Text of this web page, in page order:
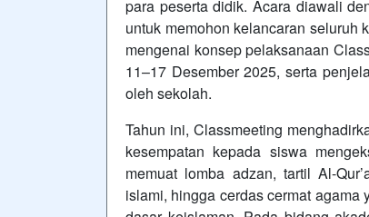
para peserta didik. Acara diawali
untuk memohon kelancaran seluruh
mengenai konsep pelaksanaan
11–17 Desember 2025, serta
oleh sekolah.
Tahun ini, Classmeeting
kesempatan kepada siswa
memuat lomba adzan, tartil Al-
islami, hingga cerdas cermat